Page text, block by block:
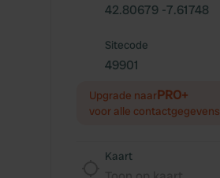
42.80679 -7.61748
Sitecode
49901
Upgrade naarPRO+
voor alle contactgegevens
Kaart